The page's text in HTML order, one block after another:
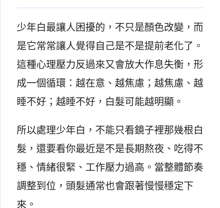
少年白最讓人困擾的，不只是顏色改變，而
是它常常讓人覺得自己是不是提前老化了。
這種心理壓力反過來又會放大作息失衡，形
成一個循環：越在意、越焦慮；越焦慮、越
睡不好；越睡不好，白髮可能越明顯。
所以處理少年白，不能只看鏡子裡那幾根白
髮，還要看你最近是不是長期熬夜、吃得不
穩、情緒很緊、工作壓力過高。當整體節奏
調整到位，頭髮通常也會跟著慢慢穩定下
來。